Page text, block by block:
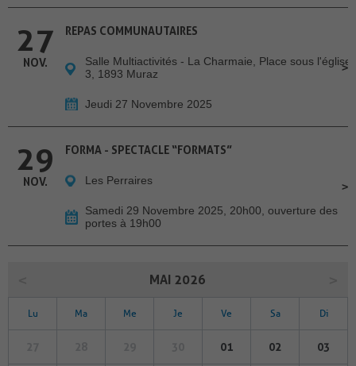
27
NOV.
REPAS COMMUNAUTAIRES
Salle Multiactivités - La Charmaie, Place sous l'église
3, 1893 Muraz
Jeudi 27 Novembre 2025
29
NOV.
FORMA - SPECTACLE “FORMATS”
Les Perraires
Samedi 29 Novembre 2025, 20h00, ouverture des
portes à 19h00
MAI 2026
Lu Ma Me Je Ve Sa Di
01 02 03